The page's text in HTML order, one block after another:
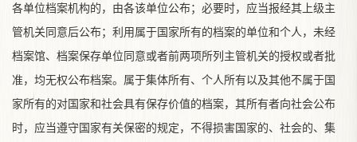
各单位档案机构的，由各该单位公布；必要时，应当报经其上级主
管机关同意后公布；利用属于国家所有的档案的单位和个人，未经
档案馆、档案保存单位同意或者前两项所列主管机关的授权或者批
准，均无权公布档案。属于集体所有、个人所有以及其他不属于国
家所有的对国家和社会具有保存价值的档案，其所有者向社会公布
时，应当遵守国家有关保密的规定，不得损害国家的、社会的、集